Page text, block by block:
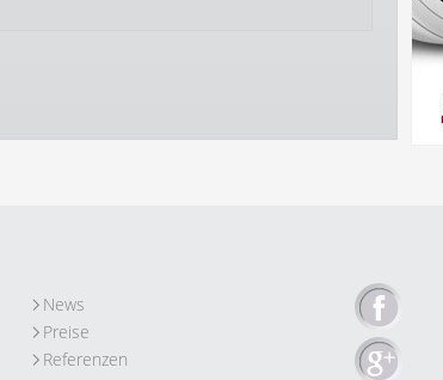
News
Preise
Referenzen